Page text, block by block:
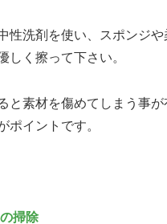
性洗剤を使い、スポンジ
しく擦って下さい。
と素材を傷めてしまう事
ポイントです。
掃除